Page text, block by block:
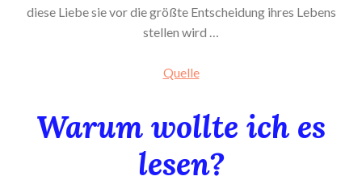
diese Liebe sie vor die größte Entscheidung ihres Lebens
stellen wird …
Quelle
Warum wollte ich es
lesen?